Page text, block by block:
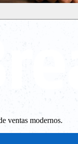
ventas modernos.